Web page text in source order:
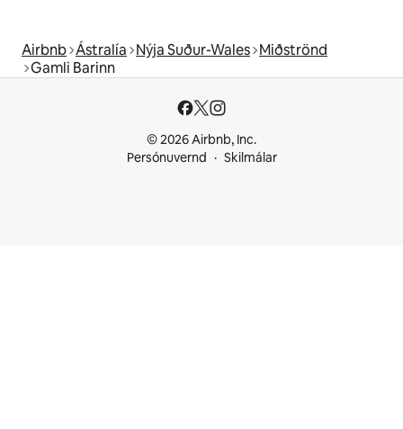
Airbnb Ástralía Nýja Suður-Wales Miðströnd
Gamli Barinn
© 2026 Airbnb, Inc.
Persónuvernd
Skilmálar